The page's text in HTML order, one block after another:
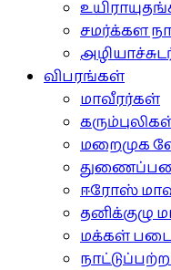
சமர்க்கள
விபரங்கள்
மாவீரர்கள்
மறைமுக
ஈரோஸ்
தனிக்குழு
மக்கள்